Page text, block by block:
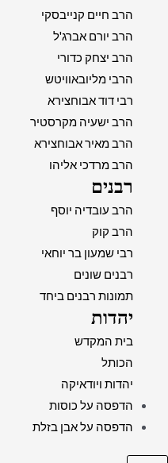
הרב חיים קנייבסקי
הרב יורם אברג'ל
הרב יצחק כדורי
הרבי מליובאוויטש
רבי דוד אבוחצירא
הרב ישעיה מקרסטיר
הרב מאיר אבוחצירא
הרב מרדכי אליהו
רבנים
הרב עובדיה יוסף
הרב קוק
רבי שמעון בר יוחאי
רבנים שונים
תמונות רבנים ביחד
יהדות
בית המקדש
הכותל
יהדות ויודאיקה
הדפסה על כוסות
הדפסה על אבן בזלת